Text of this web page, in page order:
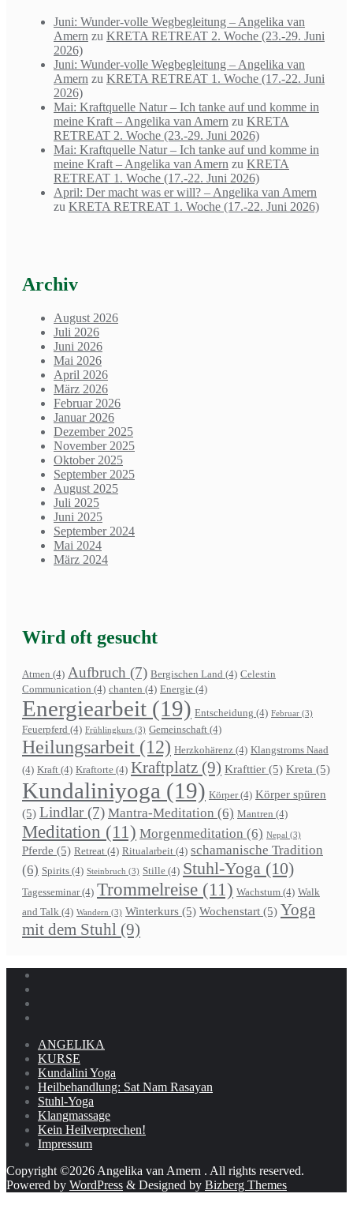
Juni: Wunder-volle Wegbegleitung – Angelika van
Amern zu KRETA RETREAT 2. Woche (23.-29. Juni
2026)
Juni: Wunder-volle Wegbegleitung – Angelika van
Amern zu KRETA RETREAT 1. Woche (17.-22. Juni
2026)
Mai: Kraftquelle Natur – Ich tanke auf und komme in
meine Kraft – Angelika van Amern zu KRETA
RETREAT 2. Woche (23.-29. Juni 2026)
Mai: Kraftquelle Natur – Ich tanke auf und komme in
meine Kraft – Angelika van Amern zu KRETA
RETREAT 1. Woche (17.-22. Juni 2026)
April: Der macht was er will? – Angelika van Amern
zu KRETA RETREAT 1. Woche (17.-22. Juni 2026)
Archiv
August 2026
Juli 2026
Juni 2026
Mai 2026
April 2026
März 2026
Februar 2026
Januar 2026
Dezember 2025
November 2025
Oktober 2025
September 2025
August 2025
Juli 2025
Juni 2025
September 2024
Mai 2024
März 2024
Wird oft gesucht
Atmen (4) Aufbruch (7) Bergischen Land (4) Celestin
Communication (4) chanten (4) Energie (4)
Energiearbeit (19) Entscheidung (4) Februar (3)
Feuerpferd (4) Frühlingkurs (3) Gemeinschaft (4)
Heilungsarbeit (12) Herzkohärenz (4) Klangstroms Naad
(4) Kraft (4) Kraftorte (4) Kraftplatz (9) Krafttier (5) Kreta (5)
Kundaliniyoga (19) Körper(4) Körper spüren
(5) Lindlar(7) Mantra-Meditation (6) Mantren (4)
Meditation (11) Morgenmeditation (6) Nepal (3)
Pferde (5) Retreat (4) Ritualarbeit (4) schamanische Tradition
(6) Spirits (4) Steinbruch (3) Stille (4) Stuhl-Yoga (10)
Tagesseminar(4) Trommelreise (11) Wachstum (4) Walk
and Talk (4) Wandern (3) Winterkurs (5) Wochenstart (5) Yoga
mit dem Stuhl (9)
ANGELIKA
KURSE
Kundalini Yoga
Heilbehandlung: Sat Nam Rasayan
Stuhl-Yoga
Klangmassage
Kein Heilverprechen!
Impressum
Copyright ©2026 Angelika van Amern . All rights reserved.
Powered by WordPress & Designed by Bizberg Themes